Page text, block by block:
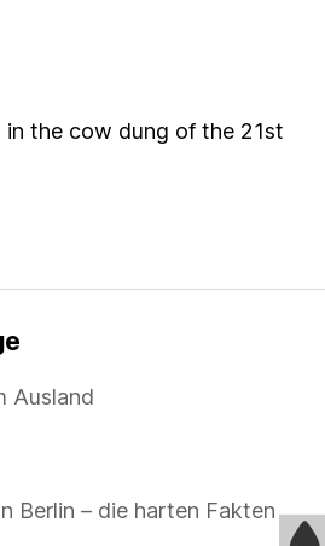
in the cow dung of the 21st
Ausland
Berlin – die harten Fakten